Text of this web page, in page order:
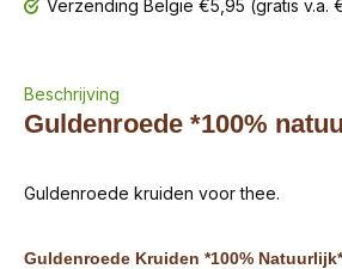
Verzending België €5,95 (gratis v.a.
Beschrijving
Guldenroede *100%
Guldenroede kruiden voor thee.
Guldenroede Kruiden *100% Natuurlijk*